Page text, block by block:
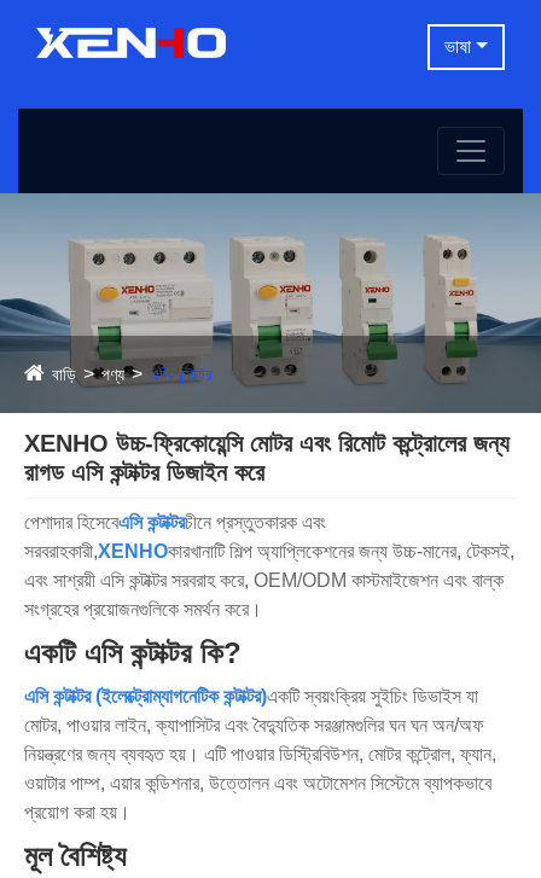
ভাষা
বাড়ি পণ্য এসি কন্টাক্টর
XENHO উচ্চ-ফ্রিকোয়েন্সি মোটর এবং রিমোট কন্ট্রোলের জন্য
রাগড এসি কন্টাক্টর ডিজাইন করে
পেশাদার হিসেবেএসি কন্টাক্টরচীনে প্রস্তুতকারক এবং
সরবরাহকারী,XENHOকারখানাটি শিল্প অ্যাপ্লিকেশনের জন্য উচ্চ-মানের, টেকসই,
এবং সাশ্রয়ী এসি কন্টাক্টর সরবরাহ করে, OEM/ODM কাস্টমাইজেশন এবং বাল্ক
সংগ্রহের প্রয়োজনগুলিকে সমর্থন করে।
একটি এসি কন্টাক্টর কি?
এসি কন্টাক্টর (ইলেক্ট্রোম্যাগনেটিক কন্টাক্টর)একটি স্বয়ংক্রিয় সুইচিং ডিভাইস যা
মোটর, পাওয়ার লাইন, ক্যাপাসিটর এবং বৈদ্যুতিক সরঞ্জামগুলির ঘন ঘন অন/অফ
নিয়ন্ত্রণের জন্য ব্যবহৃত হয়। এটি পাওয়ার ডিস্ট্রিবিউশন, মোটর কন্ট্রোল, ফ্যান,
ওয়াটার পাম্প, এয়ার কন্ডিশনার, উত্তোলন এবং অটোমেশন সিস্টেমে ব্যাপকভাবে
প্রয়োগ করা হয়।
মূল বৈশিষ্ট্য